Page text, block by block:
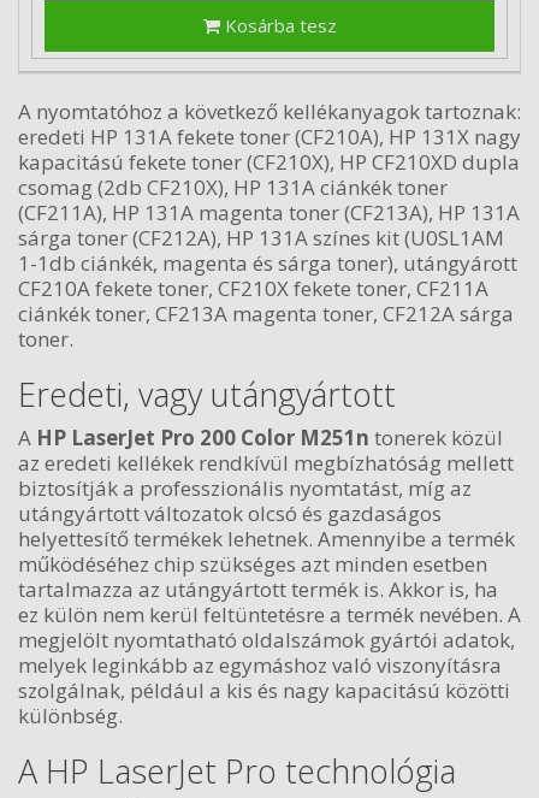
Kosárba tesz
A nyomtatóhoz a következő kellékanyagok tartoznak:
eredeti HP 131A fekete toner (CF210A), HP 131X nagy
kapacitású fekete toner (CF210X), HP CF210XD dupla
csomag (2db CF210X), HP 131A ciánkék toner
(CF211A), HP 131A magenta toner (CF213A), HP 131A
sárga toner (CF212A), HP 131A színes kit (U0SL1AM
1-1db ciánkék, magenta és sárga toner), utángyárott
CF210A fekete toner, CF210X fekete toner, CF211A
ciánkék toner, CF213A magenta toner, CF212A sárga
toner.
Eredeti, vagy utángyártott
A HP LaserJet Pro 200 Color M251n tonerek közül
az eredeti kellékek rendkívül megbízhatóság mellett
biztosítják a professzionális nyomtatást, míg az
utángyártott változatok olcsó és gazdaságos
helyettesítő termékek lehetnek. Amennyibe a termék
működéséhez chip szükséges azt minden esetben
tartalmazza az utángyártott termék is. Akkor is, ha
ez külön nem kerül feltüntetésre a termék nevében. A
megjelölt nyomtatható oldalszámok gyártói adatok,
melyek leginkább az egymáshoz való viszonyításra
szolgálnak, például a kis és nagy kapacitású közötti
különbség.
A HP LaserJet Pro technológia